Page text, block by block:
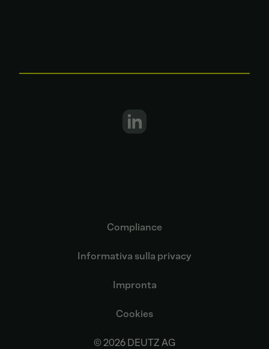
© 2026 DEUTZ AG
Compliance
Informativa sulla privacy
Impronta
Cookies